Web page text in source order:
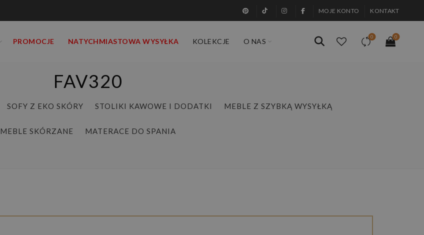
MOJE KONTO KONTAKT
PROMOCJE NATYCHMIASTOWA WYSYŁKA KOLEKCJE O NAS
0 0
FAV320
SOFY Z EKO SKÓRY STOLIKI KAWOWE I DODATKI MEBLE Z SZYBKĄ WYSYŁKĄ
MEBLE SKÓRZANE MATERACE DO SPANIA